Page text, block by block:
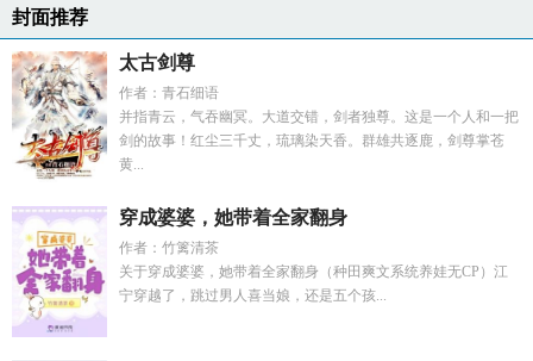
封面推荐
太古剑尊
作者：青石细语
并指青云，气吞幽冥。大道交错，剑者独尊。这是一个人和一把
剑的故事！红尘三千丈，琉璃染天香。群雄共逐鹿，剑尊掌苍
黄...
穿成婆婆，她带着全家翻身
作者：竹篱清茶
关于穿成婆婆，她带着全家翻身（种田爽文系统养娃无CP）江
宁穿越了，跳过男人喜当娘，还是五个孩...